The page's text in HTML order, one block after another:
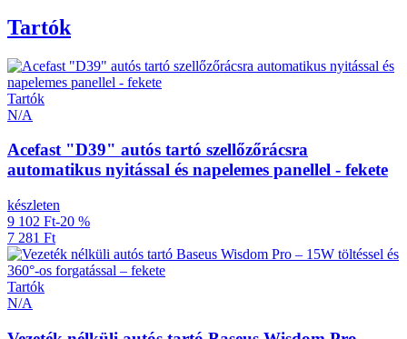
Tartók
Tartók
N/A
Acefast "D39" autós tartó szellőzőrácsra
automatikus nyitással és napelemes panellel - fekete
készleten
9 102 Ft-20 %
7 281 Ft
Tartók
N/A